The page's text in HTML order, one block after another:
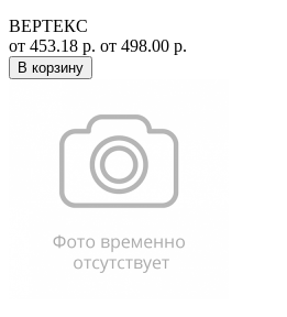
ВЕРТЕКС
от 453.18 р. от 498.00 р.
В корзину